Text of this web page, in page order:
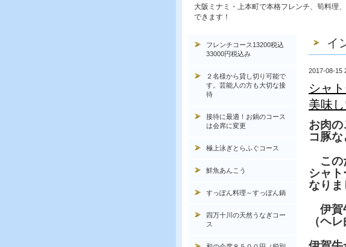
大阪ミナミ・上本町で本格フレンチ、筍料理
できます！
イ
2017-08-15
シャ
美味
お肉
コ豚な
この
シャ
なりま
伊賀
（ヘ
フレンチコース13200税込
33000円税込み
２名様から貸し切り可能で
す。芸能人の方も大切な接
待
接待に最適！お鍋のコース
は会席に変更
極上泳ぎとらふぐコース
鮮魚あんこう
すっぽん料理～すっぽん鍋
四万十川の天然うなぎコー
ス